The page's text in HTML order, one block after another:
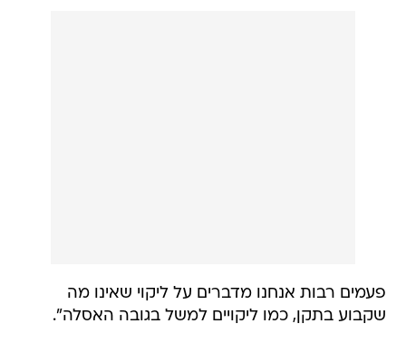
פעמים רבות אנחנו מדברים על ליקוי שאינו מה
שקבוע בתקן, כמו ליקויים למשל בגובה האסלה".